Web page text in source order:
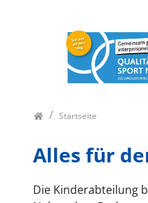
Startseite
Alles für
Die Kinderabteilung